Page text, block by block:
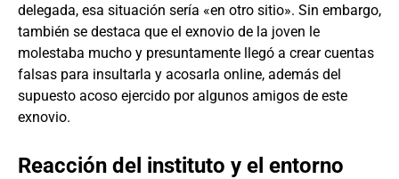
delegada, esa situación sería «en otro sitio». Sin embargo,
también se destaca que el exnovio de la joven le
molestaba mucho y presuntamente llegó a crear cuentas
falsas para insultarla y acosarla online, además del
supuesto acoso ejercido por algunos amigos de este
exnovio.
Reacción del instituto y el entorno